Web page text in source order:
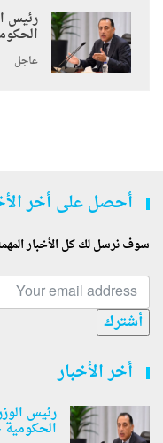
رئيس
عاجل
أحصل على أخر
سوف نرسل لك كل الأخبار
أشترك
أخر الأخبار
رئيس